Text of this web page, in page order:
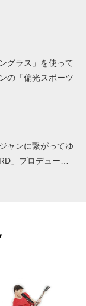
グラス」を使って
の「偏光スポーツ
ャンに繋がってゆ
」プロデュー…